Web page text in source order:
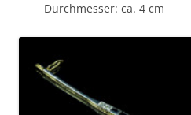
Durchmesser: ca. 4 cm